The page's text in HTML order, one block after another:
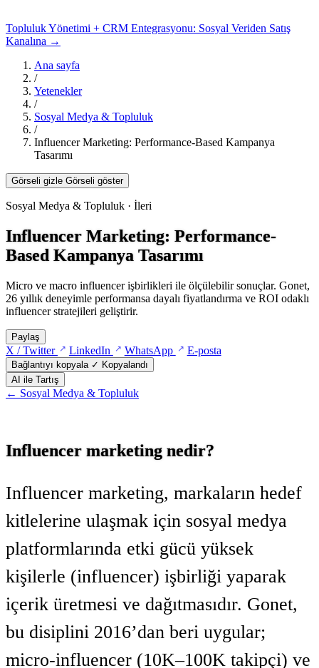
Topluluk Yönetimi + CRM Entegrasyonu: Sosyal Veriden Satış
Kanalına →
Ana sayfa
/
Yetenekler
/
Sosyal Medya & Topluluk
/
Influencer Marketing: Performance-Based Kampanya
Tasarımı
Görseli gizle Görseli göster
Sosyal Medya & Topluluk · İleri
Influencer Marketing: Performance-
Based Kampanya Tasarımı
Micro ve macro influencer işbirlikleri ile ölçülebilir sonuçlar. Gonet,
26 yıllık deneyimle performansa dayalı fiyatlandırma ve ROI odaklı
influencer stratejileri geliştirir.
Paylaş
X / Twitter (yeni sekmede açılır)
LinkedIn (yeni sekmede açılır)
WhatsApp (yeni sekmede açılır)
E-posta
Bağlantıyı kopyala ✓ Kopyalandı
AI ile Tartış
← Sosyal Medya & Topluluk
Influencer marketing nedir?
Influencer marketing, markaların hedef
kitlelerine ulaşmak için sosyal medya
platformlarında etki gücü yüksek
kişilerle (influencer) işbirliği yaparak
içerik üretmesi ve dağıtmasıdır. Gonet,
bu disiplini 2016’dan beri uygular;
micro-influencer (10K–100K takipçi) ve